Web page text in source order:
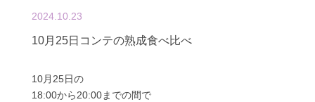
2024.10.23
10月25日コンテの熟成食べ比べ
10月25日の
18:00から20:00までの間で